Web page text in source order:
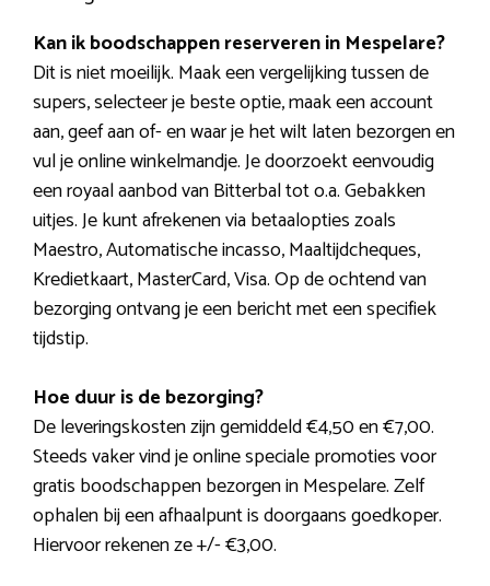
Kan ik boodschappen reserveren in Mespelare?
Dit is niet moeilijk. Maak een vergelijking tussen de
supers, selecteer je beste optie, maak een account
aan, geef aan of- en waar je het wilt laten bezorgen en
vul je online winkelmandje. Je doorzoekt eenvoudig
een royaal aanbod van Bitterbal tot o.a. Gebakken
uitjes. Je kunt afrekenen via betaalopties zoals
Maestro, Automatische incasso, Maaltijdcheques,
Kredietkaart, MasterCard, Visa. Op de ochtend van
bezorging ontvang je een bericht met een specifiek
tijdstip.
Hoe duur is de bezorging?
De leveringskosten zijn gemiddeld €4,50 en €7,00.
Steeds vaker vind je online speciale promoties voor
gratis boodschappen bezorgen in Mespelare. Zelf
ophalen bij een afhaalpunt is doorgaans goedkoper.
Hiervoor rekenen ze +/- €3,00.